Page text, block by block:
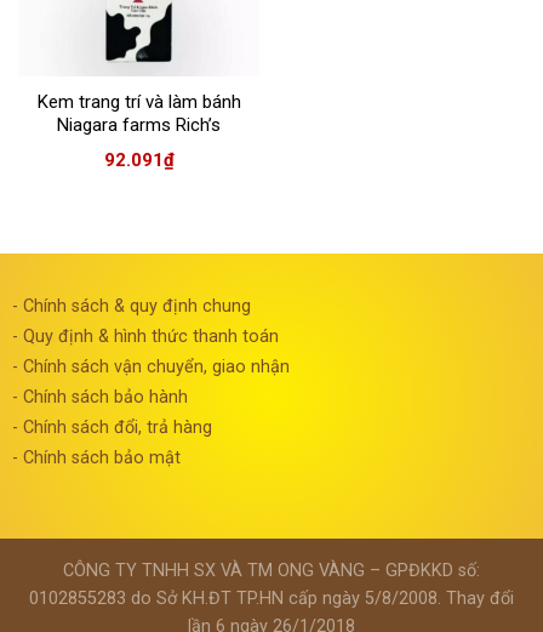
Kem trang trí và làm bánh
Niagara farms Rich’s
92.091₫
- Chính sách & quy định chung
- Quy định & hình thức thanh toán
- Chính sách vận chuyển, giao nhận
- Chính sách bảo hành
- Chính sách đổi, trả hàng
- Chính sách bảo mật
CÔNG TY TNHH SX VÀ TM ONG VÀNG – GPĐKKD số:
0102855283 do Sở KH.ĐT TP.HN cấp ngày 5/8/2008. Thay đổi
lần 6 ngày 26/1/2018